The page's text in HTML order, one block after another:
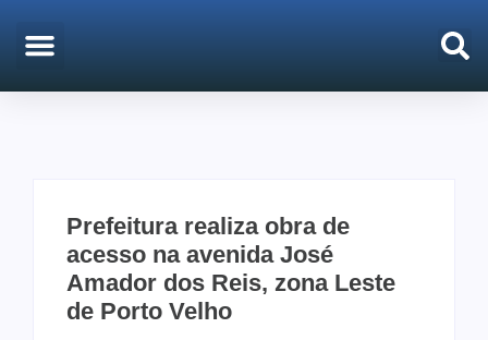
Prefeitura realiza obra de
acesso na avenida José
Amador dos Reis, zona Leste
de Porto Velho